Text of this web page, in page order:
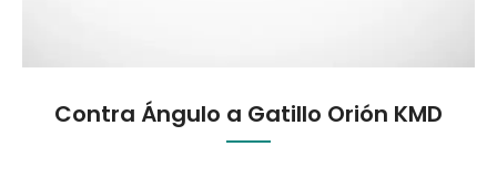
Contra Ángulo a Gatillo Orión KMD